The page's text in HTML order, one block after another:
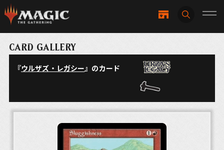
CARD GALLERY
『ウルザズ・レガシー』のカード